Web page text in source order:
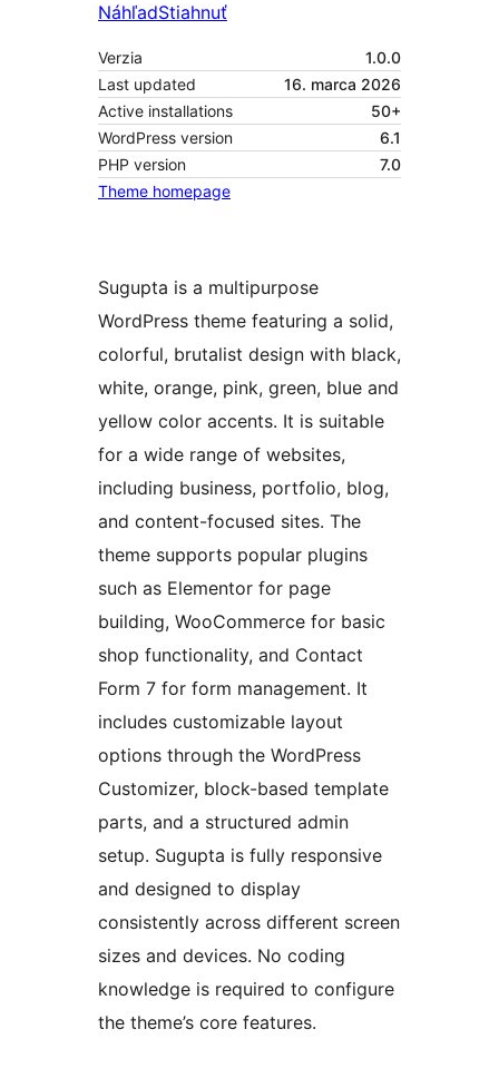
NáhľadStiahnuť
Verzia
1.0.0
Last updated
16. marca 2026
Active installations
50+
WordPress version
6.1
PHP version
7.0
Theme homepage
Sugupta is a multipurpose
WordPress theme featuring a solid,
colorful, brutalist design with black,
white, orange, pink, green, blue and
yellow color accents. It is suitable
for a wide range of websites,
including business, portfolio, blog,
and content-focused sites. The
theme supports popular plugins
such as Elementor for page
building, WooCommerce for basic
shop functionality, and Contact
Form 7 for form management. It
includes customizable layout
options through the WordPress
Customizer, block-based template
parts, and a structured admin
setup. Sugupta is fully responsive
and designed to display
consistently across different screen
sizes and devices. No coding
knowledge is required to configure
the theme’s core features.